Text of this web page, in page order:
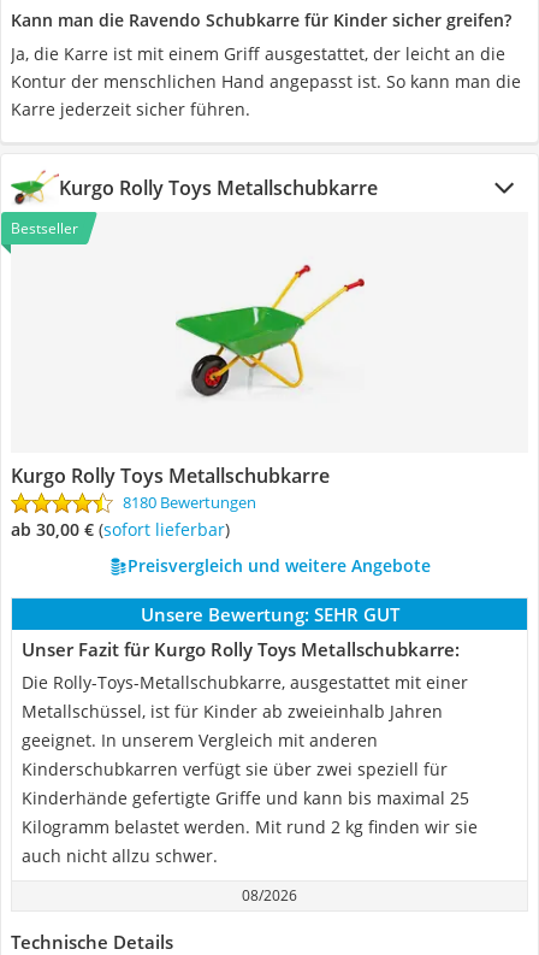
Kann man die Ravendo Schubkarre für Kinder sicher greifen?
Ja, die Karre ist mit einem Griff ausgestattet, der leicht an die
Kontur der menschlichen Hand angepasst ist. So kann man die
Karre jederzeit sicher führen.
Kurgo Rolly Toys Metallschubkarre
Bestseller
Kurgo Rolly Toys Metallschubkarre
8180 Bewertungen
ab 30,00 € ( Sofort lieferbar)
Preisvergleich und weitere Angebote
Unsere Bewertung: SEHR GUT
Unser Fazit für Kurgo Rolly Toys Metallschubkarre:
Die Rolly-Toys-Metallschubkarre, ausgestattet mit einer
Metallschüssel, ist für Kinder ab zweieinhalb Jahren
geeignet. In unserem Vergleich mit anderen
Kinderschubkarren verfügt sie über zwei speziell für
Kinderhände gefertigte Griffe und kann bis maximal 25
Kilogramm belastet werden. Mit rund 2 kg finden wir sie
auch nicht allzu schwer.
08/2026
Technische Details